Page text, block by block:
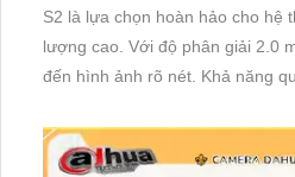
S2 là lựa chọn hoàn hảo cho hệ
lượng cao. Với độ phân giải 2.0 megapixel, thiết bị đem
đến hình ảnh rõ nét. Khả năng quan sát ban đêm với
lượng tín hiệu